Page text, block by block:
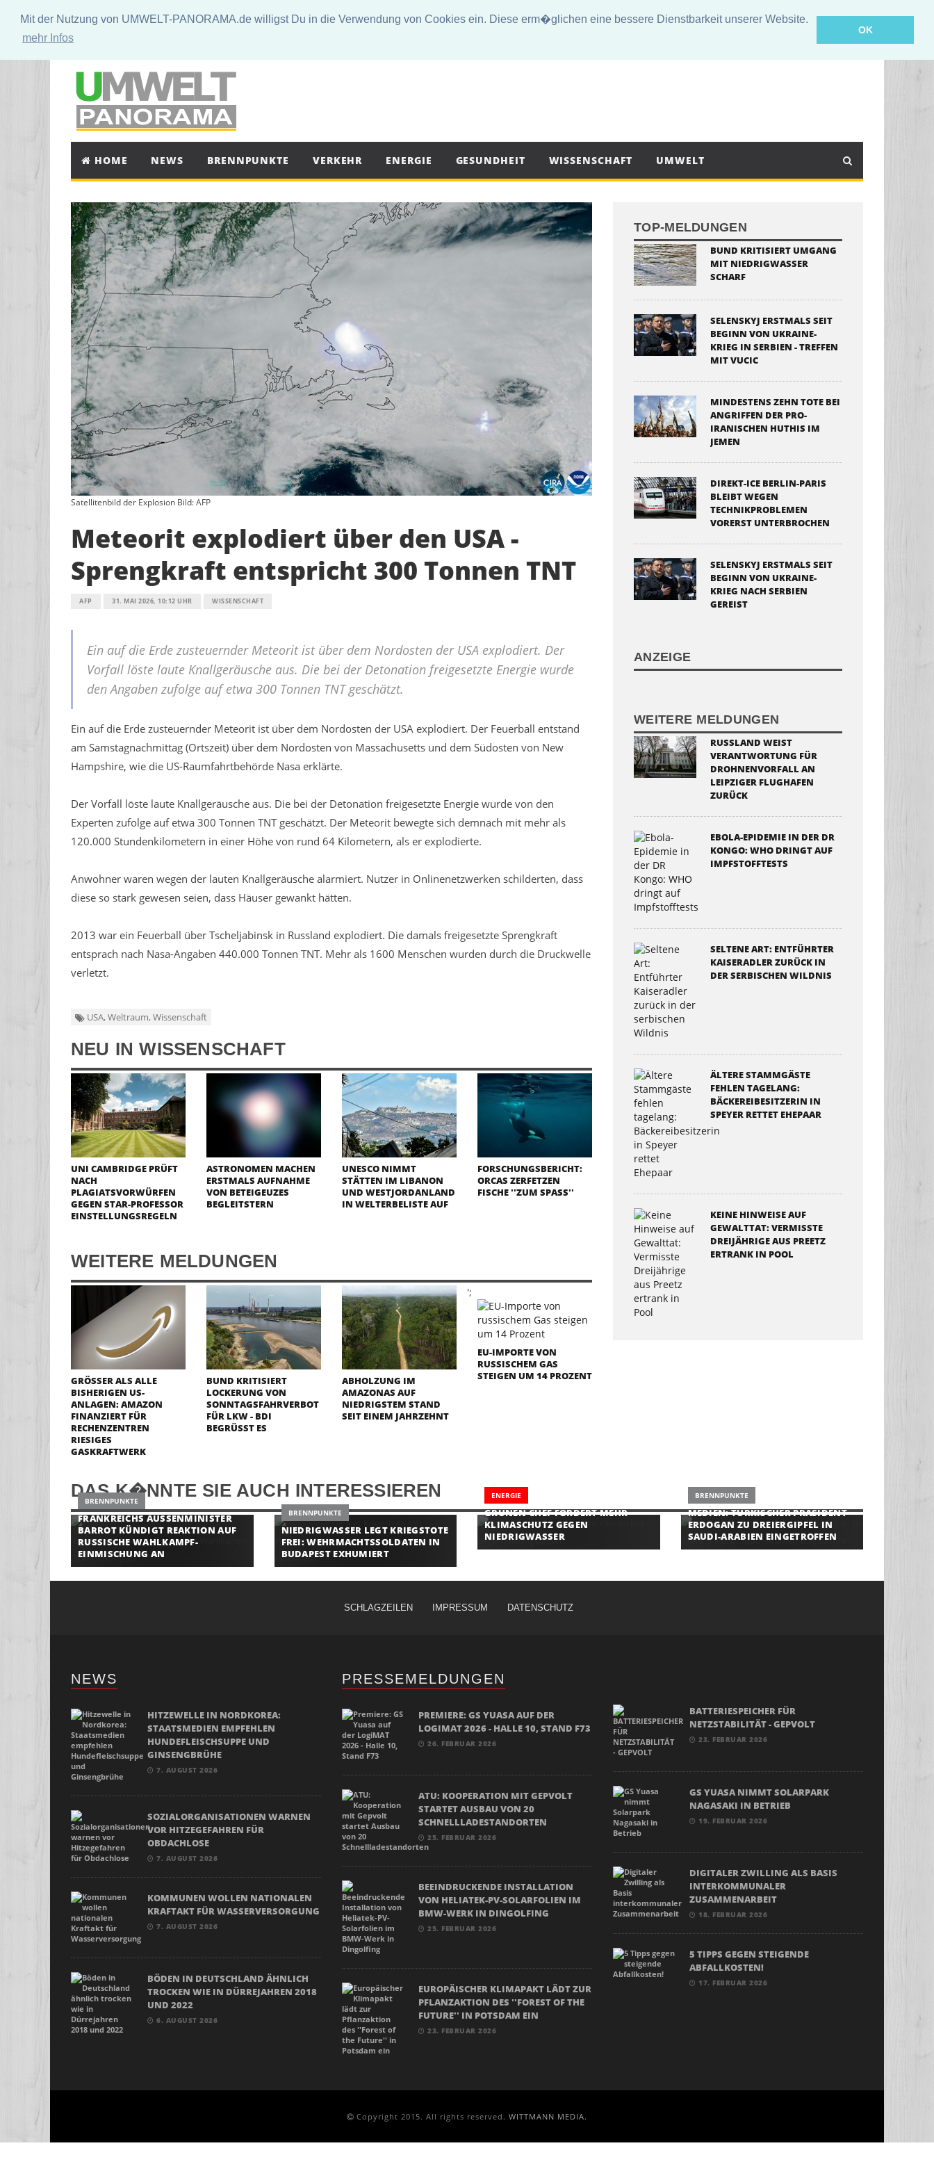
Mit der Nutzung von UMWELT-PANORAMA.de willigst Du in die Verwendung von Cookies ein. Diese erm�glichen eine bessere Dienstbarkeit unserer Website.
mehr Infos
OK
HOME NEWS BRENNPUNKTE VERKEHR ENERGIE GESUNDHEIT WISSENSCHAFT UMWELT
Satellitenbild der Explosion Bild: AFP
Meteorit explodiert über den USA -
Sprengkraft entspricht 300 Tonnen TNT
AFP 31. MAI 2026, 10:12 UHR WISSENSCHAFT
Ein auf die Erde zusteuernder Meteorit ist über dem Nordosten der USA explodiert. Der
Vorfall löste laute Knallgeräusche aus. Die bei der Detonation freigesetzte Energie wurde
den Angaben zufolge auf etwa 300 Tonnen TNT geschätzt.
Ein auf die Erde zusteuernder Meteorit ist über dem Nordosten der USA explodiert. Der Feuerball entstand
am Samstagnachmittag (Ortszeit) über dem Nordosten von Massachusetts und dem Südosten von New
Hampshire, wie die US-Raumfahrtbehörde Nasa erklärte.
Der Vorfall löste laute Knallgeräusche aus. Die bei der Detonation freigesetzte Energie wurde von den
Experten zufolge auf etwa 300 Tonnen TNT geschätzt. Der Meteorit bewegte sich demnach mit mehr als
120.000 Stundenkilometern in einer Höhe von rund 64 Kilometern, als er explodierte.
Anwohner waren wegen der lauten Knallgeräusche alarmiert. Nutzer in Onlinenetzwerken schilderten, dass
diese so stark gewesen seien, dass Häuser gewankt hätten.
2013 war ein Feuerball über Tscheljabinsk in Russland explodiert. Die damals freigesetzte Sprengkraft
entsprach nach Nasa-Angaben 440.000 Tonnen TNT. Mehr als 1600 Menschen wurden durch die Druckwelle
verletzt.
USA, Weltraum, Wissenschaft
NEU IN WISSENSCHAFT
UNI CAMBRIDGE PRÜFT
NACH
PLAGIATSVORWÜRFEN
GEGEN STAR-PROFESSOR
EINSTELLUNGSREGELN
ASTRONOMEN MACHEN
ERSTMALS AUFNAHME
VON BETEIGEUZES
BEGLEITSTERN
UNESCO NIMMT
STÄTTEN IM LIBANON
UND WESTJORDANLAND
IN WELTERBELISTE AUF
FORSCHUNGSBERICHT:
ORCAS ZERFETZEN
FISCHE ''ZUM SPASS''
WEITERE MELDUNGEN
';
GRÖSSER ALS ALLE B
ISHERIGEN US-A
NLAGEN: AMAZON F
INANZIERT FÜR R
ECHENZENTREN R
IESIGES G
ASKRAFTWERK
BUND KRITISIERT
LOCKERUNG VON
SONNTAGSFAHRVERBOT
FÜR LKW - BDI
BEGRÜSST ES
ABHOLZUNG IM
AMAZONAS AUF
NIEDRIGSTEM STAND
SEIT EINEM JAHRZEHNT
EU-IMPORTE VON
RUSSISCHEM GAS
STEIGEN UM 14 PROZENT
TOP-MELDUNGEN
BUND KRITISIERT UMGANG
MIT NIEDRIGWASSER
SCHARF
SELENSKYJ ERSTMALS SEIT
BEGINN VON UKRAINE-
KRIEG IN SERBIEN - TREFFEN
MIT VUCIC
MINDESTENS ZEHN TOTE BEI
ANGRIFFEN DER PRO-
IRANISCHEN HUTHIS IM
JEMEN
DIREKT-ICE BERLIN-PARIS
BLEIBT WEGEN
TECHNIKPROBLEMEN
VORERST UNTERBROCHEN
SELENSKYJ ERSTMALS SEIT
BEGINN VON UKRAINE-
KRIEG NACH SERBIEN
GEREIST
ANZEIGE
WEITERE MELDUNGEN
RUSSLAND WEIST
VERANTWORTUNG FÜR
DROHNENVORFALL AN
LEIPZIGER FLUGHAFEN
ZURÜCK
EBOLA-EPIDEMIE IN DER DR
KONGO: WHO DRINGT AUF
IMPFSTOFFTESTS
SELTENE ART: ENTFÜHRTER
KAISERADLER ZURÜCK IN
DER SERBISCHEN WILDNIS
ÄLTERE STAMMGÄSTE
FEHLEN TAGELANG:
BÄCKEREIBESITZERIN IN
SPEYER RETTET EHEPAAR
KEINE HINWEISE AUF
GEWALTTAT: VERMISSTE
DREIJÄHRIGE AUS PREETZ
ERTRANK IN POOL
DAS K�NNTE SIE AUCH INTERESSIEREN
BRENNPUNKTE
FRANKREICHS AUSSENMINISTER B
ARROT KÜNDIGT REAKTION AUF R
USSISCHE WAHLKAMPF-E
INMISCHUNG AN
BRENNPUNKTE
NIEDRIGWASSER LEGT KRIEGSTOTE
FREI: WEHRMACHTSSOLDATEN IN
BUDAPEST EXHUMIERT
ENERGIE
GRÜNEN-CHEF FORDERT MEHR
KLIMASCHUTZ GEGEN
NIEDRIGWASSER
BRENNPUNKTE
MEDIEN: TÜRKISCHER PRÄSIDENT
ERDOGAN ZU DREIERGIPFEL IN
SAUDI-ARABIEN EINGETROFFEN
SCHLAGZEILEN IMPRESSUM DATENSCHUTZ
NEWS
HITZEWELLE IN NORDKOREA:
STAATSMEDIEN EMPFEHLEN
HUNDEFLEISCHSUPPE UND
GINSENGBRÜHE
7. AUGUST 2026
SOZIALORGANISATIONEN WARNEN
VOR HITZEGEFAHREN FÜR
OBDACHLOSE
7. AUGUST 2026
KOMMUNEN WOLLEN NATIONALEN
KRAFTAKT FÜR WASSERVERSORGUNG
7. AUGUST 2026
BÖDEN IN DEUTSCHLAND ÄHNLICH
TROCKEN WIE IN DÜRREJAHREN 2018
UND 2022
6. AUGUST 2026
PRESSEMELDUNGEN
PREMIERE: GS YUASA AUF DER
LOGIMAT 2026 - HALLE 10, STAND F73
26. FEBRUAR 2026
ATU: KOOPERATION MIT GEPVOLT
STARTET AUSBAU VON 20
SCHNELLLADESTANDORTEN
25. FEBRUAR 2026
BEEINDRUCKENDE INSTALLATION
VON HELIATEK-PV-SOLARFOLIEN IM
BMW-WERK IN DINGOLFING
25. FEBRUAR 2026
EUROPÄISCHER KLIMAPAKT LÄDT ZUR
PFLANZAKTION DES ''FOREST OF THE
FUTURE'' IN POTSDAM EIN
23. FEBRUAR 2026
BATTERIESPEICHER FÜR
NETZSTABILITÄT - GEPVOLT
23. FEBRUAR 2026
GS YUASA NIMMT SOLARPARK
NAGASAKI IN BETRIEB
19. FEBRUAR 2026
DIGITALER ZWILLING ALS BASIS
INTERKOMMUNALER
ZUSAMMENARBEIT
18. FEBRUAR 2026
5 TIPPS GEGEN STEIGENDE
ABFALLKOSTEN!
17. FEBRUAR 2026
Copyright 2015. All rights reserved. WITTMANN MEDIA.